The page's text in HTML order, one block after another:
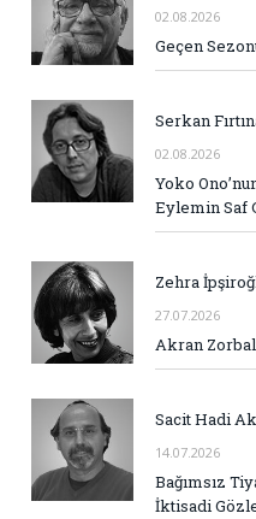
02.08.2026
Geçen
Serkan
02.08.2026
Yoko
Eylemin Saf
Zehra
27.07.2026
Akran
Sacit Hadi
14.07.2026
Bağımsız
İktisadi